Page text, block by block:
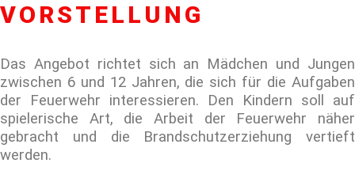
VORSTELLUNG
Das Angebot richtet sich an Mädchen und Jungen
zwischen 6 und 12 Jahren, die sich für die Aufgaben
der Feuerwehr interessieren. Den Kindern soll auf
spielerische Art, die Arbeit der Feuerwehr näher
gebracht und die Brandschutzerziehung vertieft
werden.